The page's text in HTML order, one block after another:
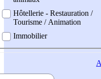
Hôtellerie - Restauration /
Tourisme / Animation
Immobilier